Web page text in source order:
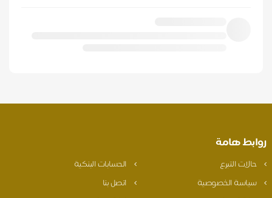
روابط هامة
حالات التبرع
الحسابات البنكية
سياسة الخصوصية
اتصل بنا